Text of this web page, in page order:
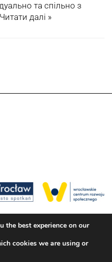
та спільно з
Читати далі »
Вроцлава у партнерстві з
the best experience on our
cookies we are using or